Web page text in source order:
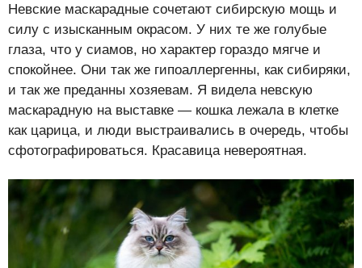
Невские маскарадные сочетают сибирскую мощь и
силу с изысканным окрасом. У них те же голубые
глаза, что у сиамов, но характер гораздо мягче и
спокойнее. Они так же гипоаллергенны, как сибиряки,
и так же преданны хозяевам. Я видела невскую
маскарадную на выставке — кошка лежала в клетке
как царица, и люди выстраивались в очередь, чтобы
сфотографироваться. Красавица невероятная.